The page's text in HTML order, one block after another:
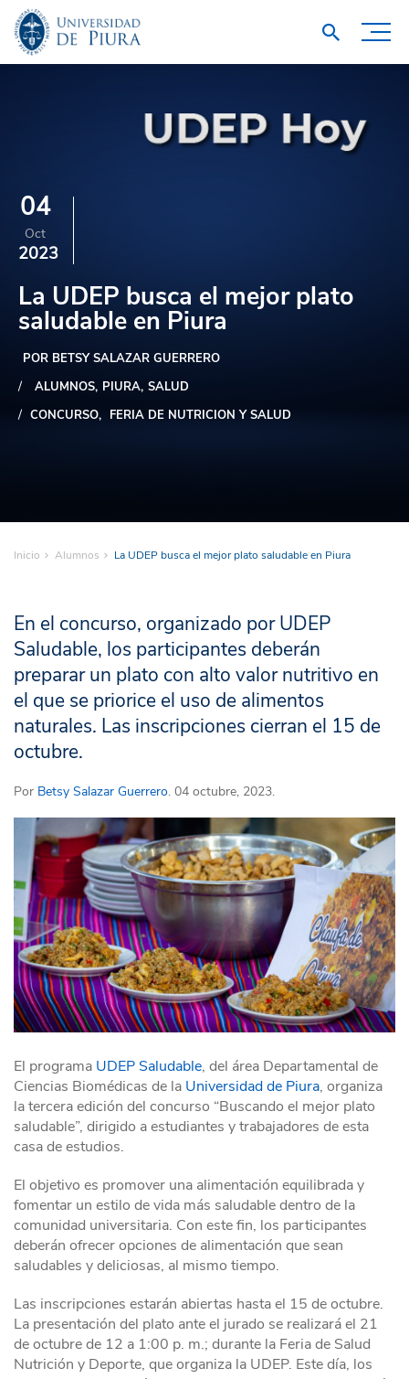
04
Oct
2023
La UDEP busca el mejor plato
saludable en Piura
POR BETSY SALAZAR GUERRERO
ALUMNOS PIURA SALUD
CONCURSO
FERIA DE NUTRICION Y SALUD
Inicio Alumnos La UDEP busca el mejor plato saludable en Piura
En el concurso, organizado por UDEP
Saludable, los participantes deberán
preparar un plato con alto valor nutritivo en
el que se priorice el uso de alimentos
naturales. Las inscripciones cierran el 15 de
octubre.
Por Betsy Salazar Guerrero. 04 octubre, 2023.
El programa UDEP Saludable, del área Departamental de
Ciencias Biomédicas de la Universidad de Piura, organiza
la tercera edición del concurso “Buscando el mejor plato
saludable”, dirigido a estudiantes y trabajadores de esta
casa de estudios.
El objetivo es promover una alimentación equilibrada y
fomentar un estilo de vida más saludable dentro de la
comunidad universitaria. Con este fin, los participantes
deberán ofrecer opciones de alimentación que sean
saludables y deliciosas, al mismo tiempo.
Las inscripciones estarán abiertas hasta el 15 de octubre.
La presentación del plato ante el jurado se realizará el 21
de octubre de 12 a 1:00 p. m.; durante la Feria de Salud
Nutrición y Deporte, que organiza la UDEP. Este día, los